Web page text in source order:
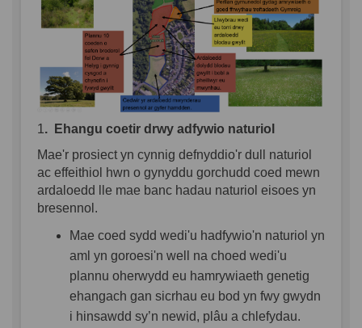
1 . Ehangu coetir drwy adfywio naturiol
Mae'r prosiect yn cynnig defnyddio'r dull naturiol
ac effeithiol hwn o gynyddu gorchudd coed mewn
ardaloedd lle mae banc hadau naturiol eisoes yn
bresennol.
Mae coed sydd wedi'u hadfywio'n naturiol yn
aml yn goroesi'n well na choed wedi'u
plannu oherwydd eu hamrywiaeth genetig
ehangach gan sicrhau eu bod yn fwy gwydn
i hinsawdd sy’n newid, plâu a chlefydau.